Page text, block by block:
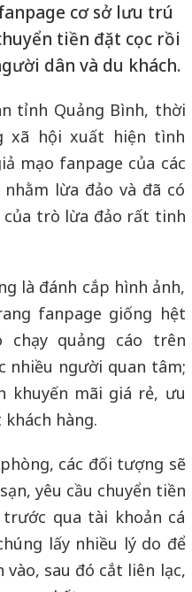
cơ sở lưu trú
tiền đặt cọc rồi
dân và du khách.
tỉnh Quảng Bình, thời
xã hội xuất hiện tình
mạo fanpage của các
lừa đảo và đã có
của trò lừa đảo rất tinh
là đánh cắp hình ảnh,
fanpage giống hệt
chạy quảng cáo trên
nhiều người quan tâm;
khuyến mãi giá rẻ, ưu
hàng.
các đối tượng sẽ
yêu cầu chuyển tiền
qua tài khoản cá
lấy nhiều lý do để
sau đó cắt liên lạc,